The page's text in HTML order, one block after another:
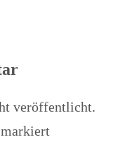
veröffentlicht.
markiert